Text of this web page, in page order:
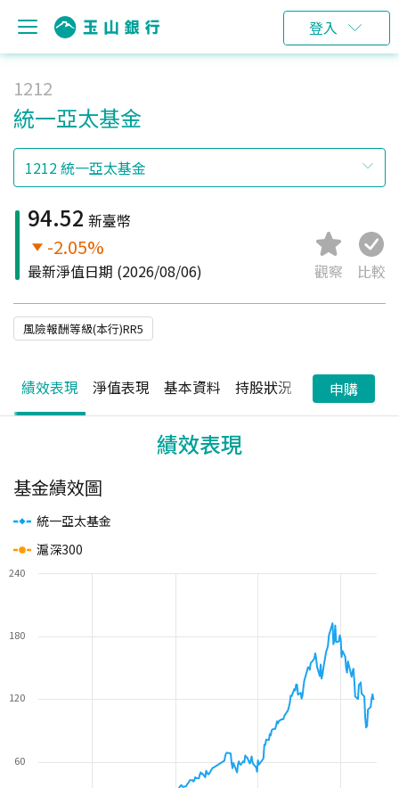
登入
1212
統一亞太基金
94.52 新臺幣
-2.05%
最新淨值日期 (2026/08/06) 觀察 比較
風險報酬等級(本行)RR5
績效表現 淨值表現 基本資料 持股狀況 配息狀況
申購
績效表現
基金績效圖
統一亞太基金
滬深300
60
120
180
240